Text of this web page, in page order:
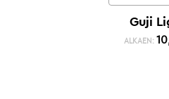
Guji
ALKAEN: